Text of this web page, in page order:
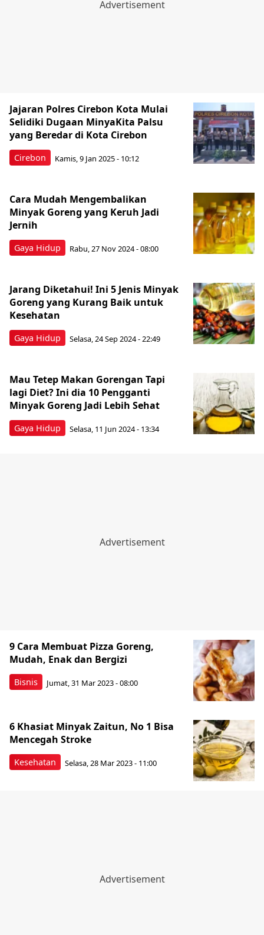
Cirebon
Jajaran Polres Cirebon Kota Mulai
Selidiki Dugaan MinyaKita Palsu
yang Beredar di Kota Cirebon
Kamis, 9 Jan 2025 - 10:12
Gaya Hidup
Cara Mudah Mengembalikan
Minyak Goreng yang Keruh Jadi
Jernih
Rabu, 27 Nov 2024 - 08:00
Gaya Hidup
Jarang Diketahui! Ini 5 Jenis Minyak
Goreng yang Kurang Baik untuk
Kesehatan
Selasa, 24 Sep 2024 - 22:49
Gaya Hidup
Mau Tetep Makan Gorengan Tapi
lagi Diet? Ini dia 10 Pengganti
Minyak Goreng Jadi Lebih Sehat
Selasa, 11 Jun 2024 - 13:34
Bisnis
9 Cara Membuat Pizza Goreng,
Mudah, Enak dan Bergizi
Jumat, 31 Mar 2023 - 08:00
Kesehatan
6 Khasiat Minyak Zaitun, No 1 Bisa
Mencegah Stroke
Selasa, 28 Mar 2023 - 11:00